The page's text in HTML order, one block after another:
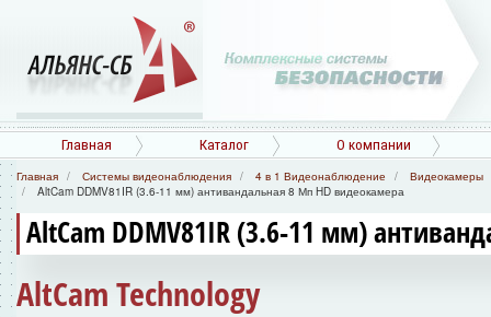
Главная Каталог О компании
Главная Системы видеонаблюдения 4 в 1 Видеонаблюдение
Видеокамеры
AltCam DDMV81IR (3.6-11 мм) антивандальная 8 Мп HD видеокамера
AltCam DDMV81IR (3.6-11 мм)
AltCam Technology